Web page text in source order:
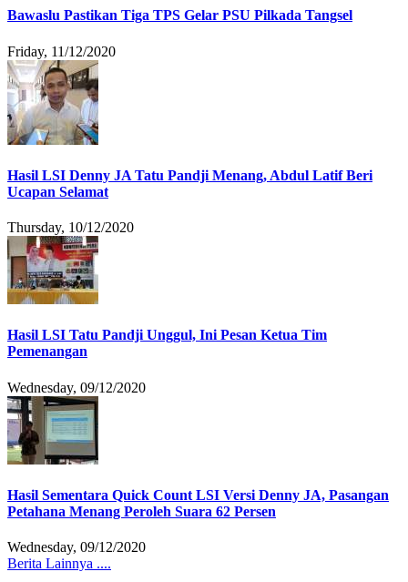
Bawaslu Pastikan Tiga TPS Gelar PSU Pilkada Tangsel
Friday, 11/12/2020
Hasil LSI Denny JA Tatu Pandji Menang, Abdul Latif Beri
Ucapan Selamat
Thursday, 10/12/2020
Hasil LSI Tatu Pandji Unggul, Ini Pesan Ketua Tim
Pemenangan
Wednesday, 09/12/2020
Hasil Sementara Quick Count LSI Versi Denny JA, Pasangan
Petahana Menang Peroleh Suara 62 Persen
Wednesday, 09/12/2020
Berita Lainnya ....